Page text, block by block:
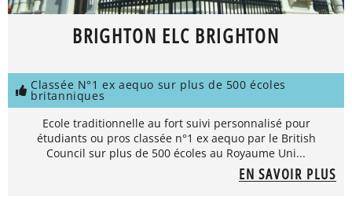
BRIGHTON ELC BRIGHTON
Classée N°1 ex aequo sur plus de 500 écoles
britanniques
Ecole traditionnelle au fort suivi personnalisé pour
étudiants ou pros classée n°1 ex aequo par le British
Council sur plus de 500 écoles au Royaume Uni...
EN SAVOIR PLUS